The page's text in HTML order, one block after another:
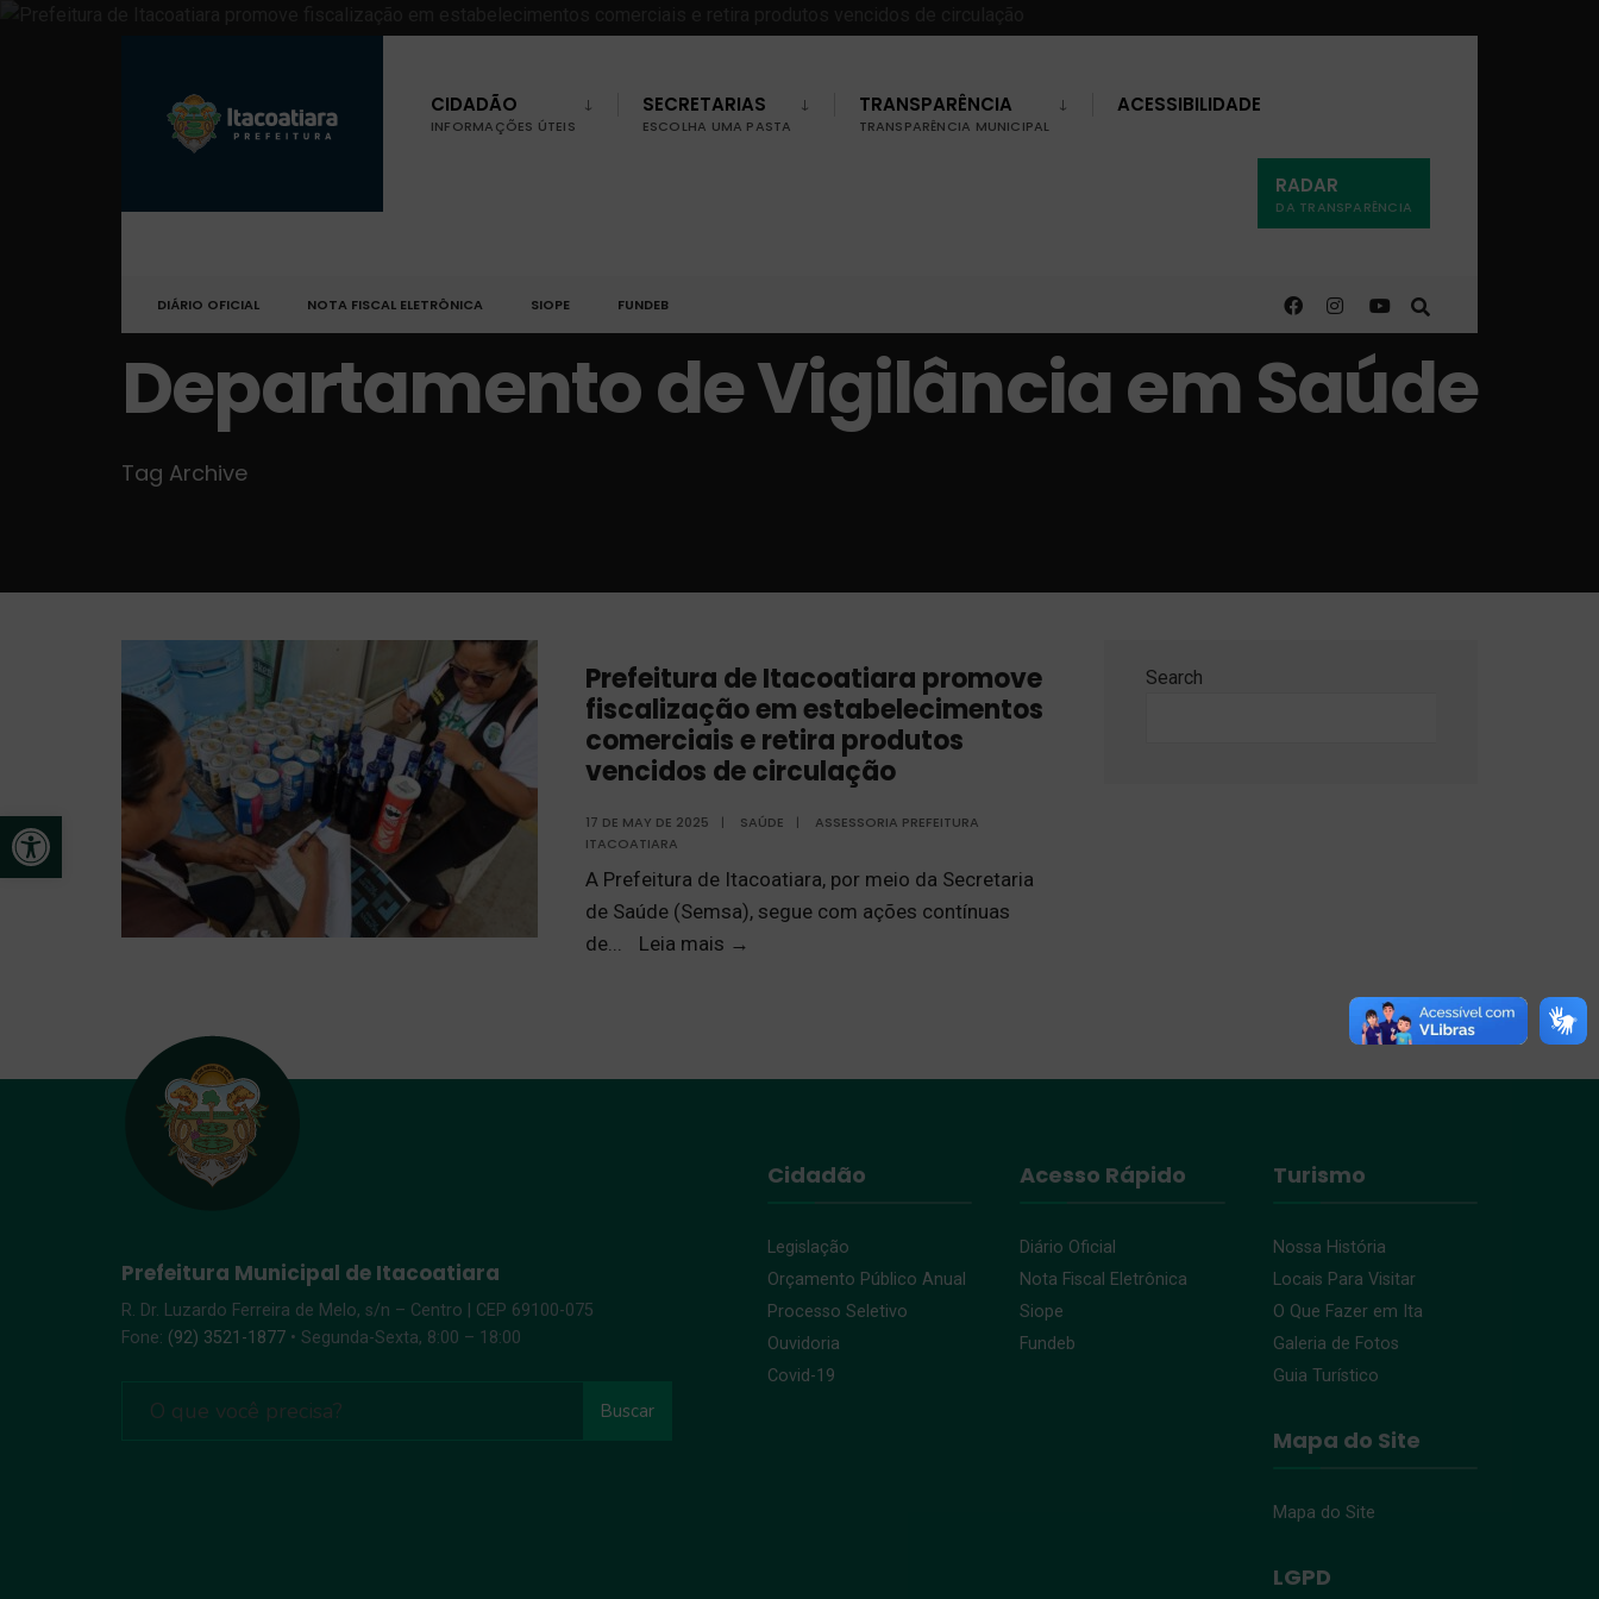
Open toolbar
CIDADÃO
INFORMAÇÕES ÚTEIS
SECRETARIAS
ESCOLHA UMA PASTA
TRANSPARÊNCIA
TRANSPARÊNCIA MUNICIPAL
ACESSIBILIDADE
RADAR
DA TRANSPARÊNCIA
DIÁRIO OFICIAL NOTA FISCAL ELETRÔNICA SIOPE FUNDEB
Departamento de Vigilância em Saúde
Tag Archive
Prefeitura de Itacoatiara promove
fiscalização em estabelecimentos
comerciais e retira produtos
vencidos de circulação
17 DE MAY DE 2025 | SAÚDE |
ASSESSORIA PREFEITURA
ITACOATIARA
A Prefeitura de Itacoatiara, por meio da Secretaria
de Saúde (Semsa), segue com ações contínuas
de... Leia mais →
Search
Prefeitura Municipal de Itacoatiara
R. Dr. Luzardo Ferreira de Melo, s/n – Centro | CEP 69100-075
Fone: (92) 3521-1877 • Segunda-Sexta, 8:00 – 18:00
Buscar
Cidadão
Legislação
Orçamento Público Anual
Processo Seletivo
Ouvidoria
Covid-19
Acesso Rápido
Diário Oficial
Nota Fiscal Eletrônica
Siope
Fundeb
Turismo
Nossa História
Locais Para Visitar
O Que Fazer em Ita
Galeria de Fotos
Guia Turístico
Mapa do Site
Mapa do Site
LGPD